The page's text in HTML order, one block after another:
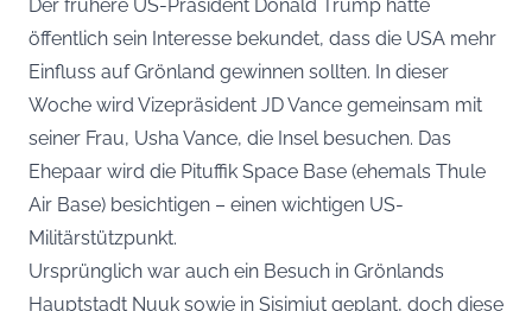
Der frühere US-Präsident Donald Trump hatte
öffentlich sein Interesse bekundet, dass die USA mehr
Einfluss auf Grönland gewinnen sollten. In dieser
Woche wird Vizepräsident JD Vance gemeinsam mit
seiner Frau, Usha Vance, die Insel besuchen. Das
Ehepaar wird die Pituffik Space Base (ehemals Thule
Air Base) besichtigen – einen wichtigen US-
Militärstützpunkt.
Ursprünglich war auch ein Besuch in Grönlands
Hauptstadt Nuuk sowie in Sisimiut geplant, doch diese